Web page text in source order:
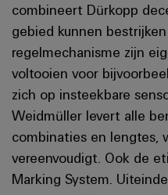
combineert Dürkopp
gebied kunnen
regelmechanisme zijn
voltooien voor
zich op insteekbare
Weidmüller levert alle
combinaties en lengtes,
vereenvoudigt. Ook de
Marking System.